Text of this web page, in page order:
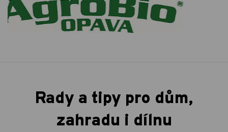
Rady a tipy pro dům,
zahradu i dílnu